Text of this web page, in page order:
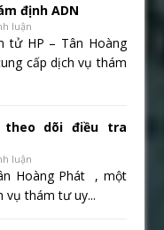
định ADN
luận
tử HP – Tân Hoàng
cấp dịch vụ thám
dõi điều tra
luận
Hoàng Phát , một
vụ thám tư uy...